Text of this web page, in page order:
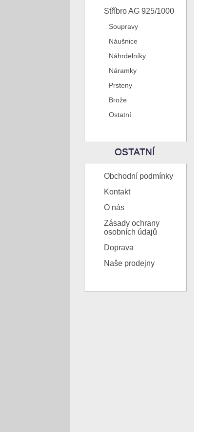
Stříbro AG 925/1000
Soupravy
Náušnice
Náhrdelníky
Náramky
Prsteny
Brože
Ostatní
OSTATNÍ
Obchodní podmínky
Kontakt
O nás
Zásady ochrany
osobních údajů
Doprava
Naše prodejny